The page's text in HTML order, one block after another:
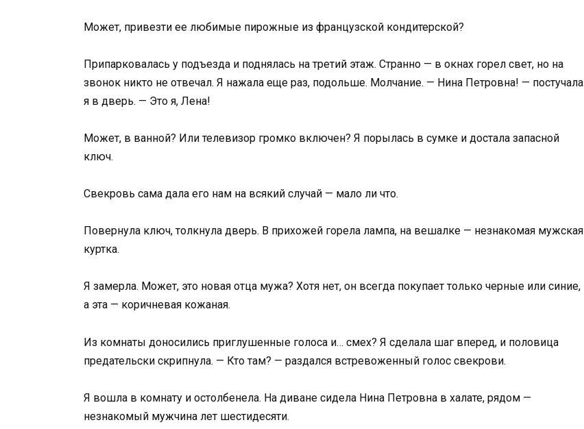
Может, привезти ее любимые пирожные из французской кондитерской?
Припарковалась у подъезда и поднялась на третий этаж. Странно — в окнах горел свет, но на
звонок никто не отвечал. Я нажала еще раз, подольше. Молчание. — Нина Петровна! — постучала
я в дверь. — Это я, Лена!
Может, в ванной? Или телевизор громко включен? Я порылась в сумке и достала запасной
ключ.
Свекровь сама дала его нам на всякий случай — мало ли что.
Повернула ключ, толкнула дверь. В прихожей горела лампа, на вешалке — незнакомая мужская
куртка.
Я замерла. Может, это новая отца мужа? Хотя нет, он всегда покупает только черные или синие,
а эта — коричневая кожаная.
Из комнаты доносились приглушенные голоса и… смех? Я сделала шаг вперед, и половица
предательски скрипнула. — Кто там? — раздался встревоженный голос свекрови.
Я вошла в комнату и остолбенела. На диване сидела Нина Петровна в халате, рядом —
незнакомый мужчина лет шестидесяти.